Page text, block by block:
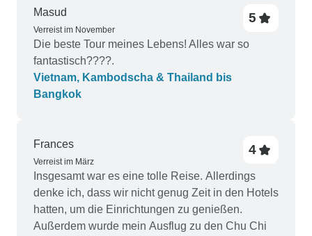
Masud
Verreist im November
5
Die beste Tour meines Lebens! Alles war so
fantastisch????.
Vietnam, Kambodscha & Thailand bis
Bangkok
Frances
Verreist im März
4
Insgesamt war es eine tolle Reise. Allerdings
denke ich, dass wir nicht genug Zeit in den Hotels
hatten, um die Einrichtungen zu genießen.
Außerdem wurde mein Ausflug zu den Chu Chi